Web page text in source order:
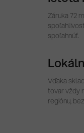
Záruka 72
spoľahnúť.
Vďaka
tovar vždy
regiónu,